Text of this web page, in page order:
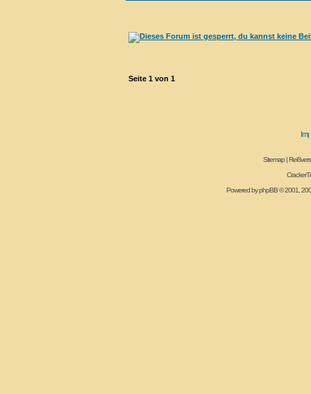
Seite 1 von 1
Sitemap|
Powered byphpBB© 2001,